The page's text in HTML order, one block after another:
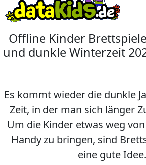
Offline Kinder
und dunkle Winterzeit
Es kommt wieder die dunkle
Zeit, in der man sich länger
Um die Kinder etwas weg
Handy zu bringen, sind
eine gute Idee.